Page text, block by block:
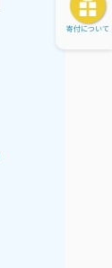
寄付について